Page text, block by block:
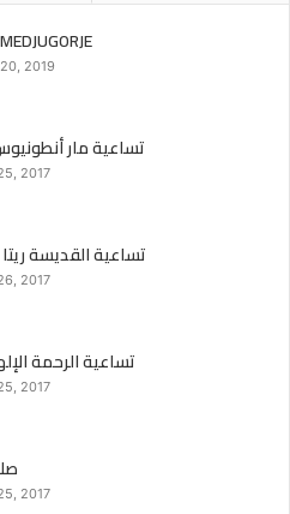
2019
تساعية مار
2017
تساعية القديسة
2017
تساعية الرحمة
2017
2017